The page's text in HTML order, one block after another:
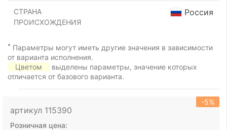
СТРАНА
ПРОИСХОЖДЕНИЯ
Россия
* Параметры могут иметь другие значения в зависимости
от варианта исполнения.
Цветом
выделены параметры, значение которых
отличается от базового варианта.
артикул 115390
-5%
Розничная цена: